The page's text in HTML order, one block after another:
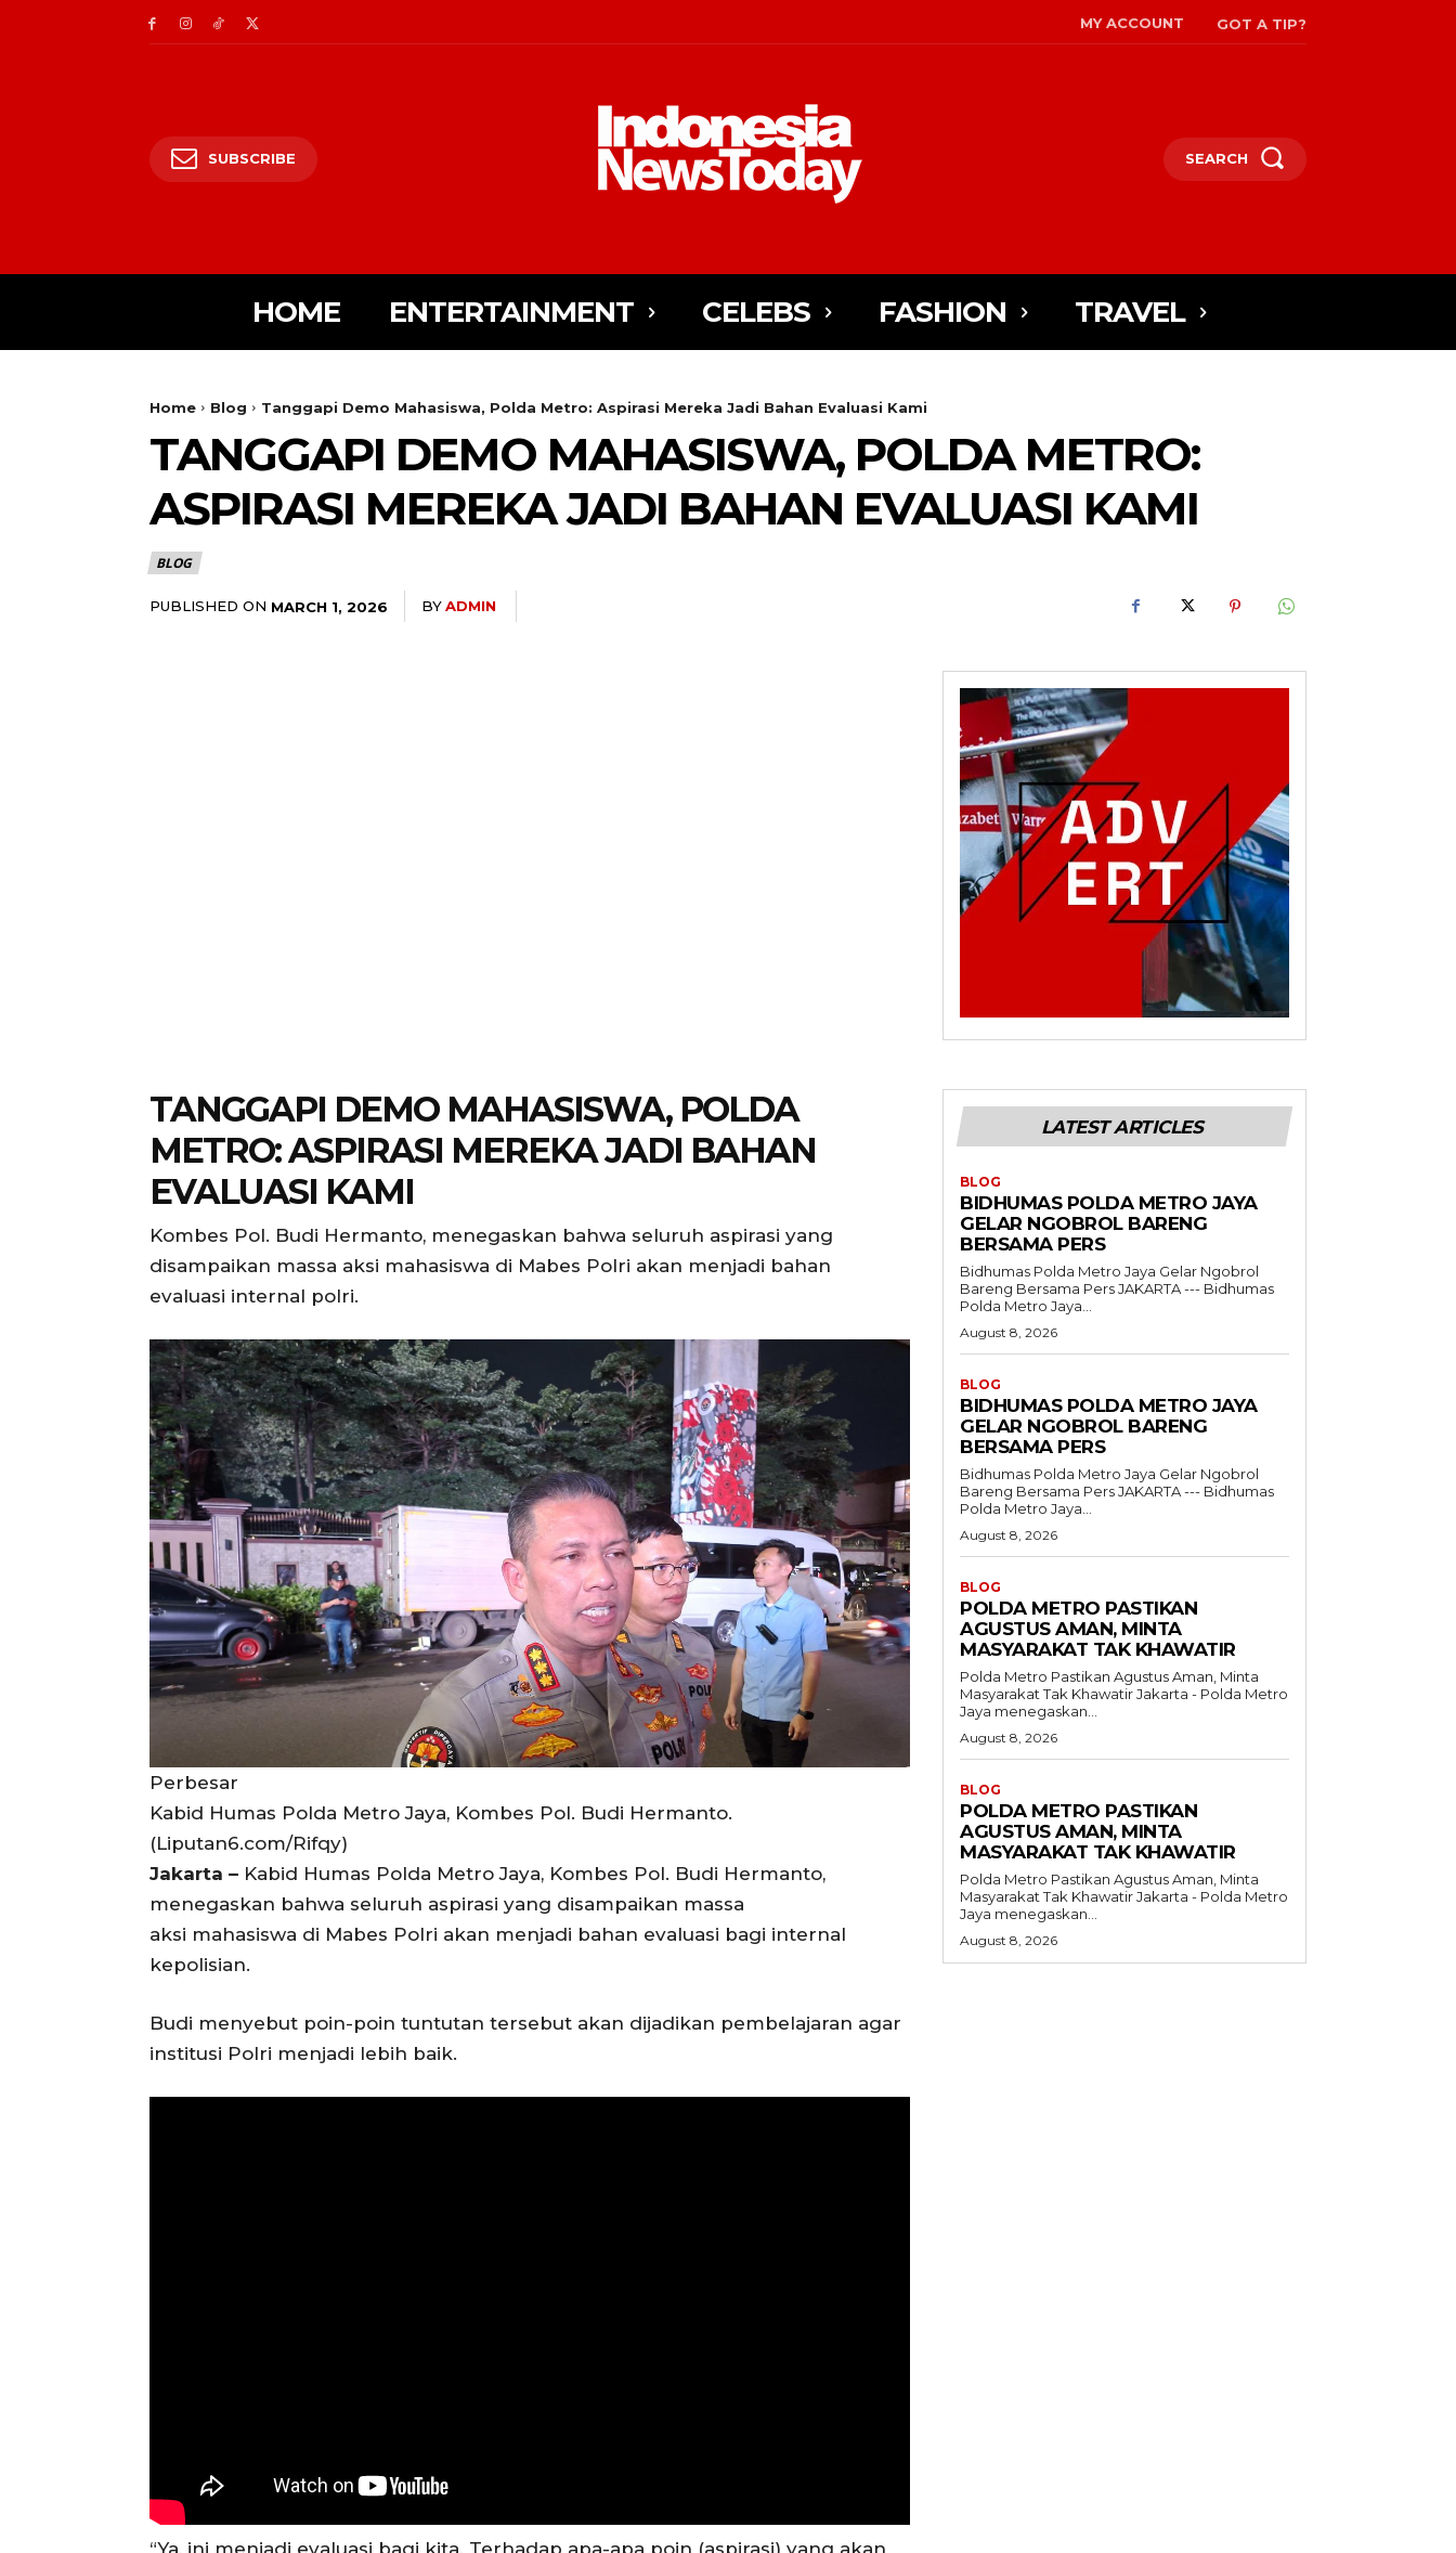
MY ACCOUNT GOT A TIP?
SUBSCRIBE SEARCH
HOME ENTERTAINMENT CELEBS FASHION TRAVEL
Home Blog Tanggapi Demo Mahasiswa, Polda Metro: Aspirasi Mereka Jadi Bahan Evaluasi Kami
TANGGAPI DEMO MAHASISWA, POLDA METRO:
ASPIRASI MEREKA JADI BAHAN EVALUASI KAMI
BLOG
PUBLISHED ON MARCH 1, 2026 BYADMIN
TANGGAPI DEMO MAHASISWA, POLDA
METRO: ASPIRASI MEREKA JADI BAHAN
EVALUASI KAMI
Kombes Pol. Budi Hermanto, menegaskan bahwa seluruh aspirasi yang
disampaikan massa aksi mahasiswa di Mabes Polri akan menjadi bahan
evaluasi internal polri.
Perbesar
Kabid Humas Polda Metro Jaya, Kombes Pol. Budi Hermanto.
(Liputan6.com/Rifqy)
Jakarta – Kabid Humas Polda Metro Jaya, Kombes Pol. Budi Hermanto,
menegaskan bahwa seluruh aspirasi yang disampaikan massa
aksi mahasiswa di Mabes Polri akan menjadi bahan evaluasi bagi internal
kepolisian.
Budi menyebut poin-poin tuntutan tersebut akan dijadikan pembelajaran agar
institusi Polri menjadi lebih baik.
“Ya, ini menjadi evaluasi bagi kita. Terhadap apa-apa poin (aspirasi) yang akan
LATEST ARTICLES
BLOG
BIDHUMAS POLDA METRO JAYA
GELAR NGOBROL BARENG
BERSAMA PERS
Bidhumas Polda Metro Jaya Gelar Ngobrol
Bareng Bersama Pers JAKARTA --- Bidhumas
Polda Metro Jaya...
August 8, 2026
BLOG
BIDHUMAS POLDA METRO JAYA
GELAR NGOBROL BARENG
BERSAMA PERS
Bidhumas Polda Metro Jaya Gelar Ngobrol
Bareng Bersama Pers JAKARTA --- Bidhumas
Polda Metro Jaya...
August 8, 2026
BLOG
POLDA METRO PASTIKAN
AGUSTUS AMAN, MINTA
MASYARAKAT TAK KHAWATIR
Polda Metro Pastikan Agustus Aman, Minta
Masyarakat Tak Khawatir Jakarta - Polda Metro
Jaya menegaskan...
August 8, 2026
BLOG
POLDA METRO PASTIKAN
AGUSTUS AMAN, MINTA
MASYARAKAT TAK KHAWATIR
Polda Metro Pastikan Agustus Aman, Minta
Masyarakat Tak Khawatir Jakarta - Polda Metro
Jaya menegaskan...
August 8, 2026